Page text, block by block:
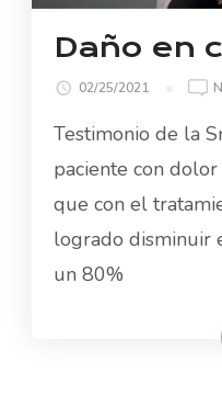
Daño en
02/25/2021
Testimonio de la
paciente con
que con el
logrado disminuir
un 80%
Read